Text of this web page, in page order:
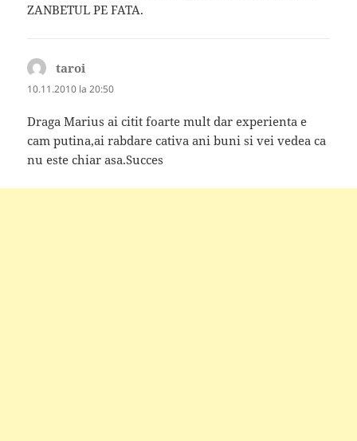
ZANBETUL PE FATA.
taroi
10.11.2010 la 20:50
Draga Marius ai citit foarte mult dar experienta e
cam putina,ai rabdare cativa ani buni si vei vedea ca
nu este chiar asa.Succes